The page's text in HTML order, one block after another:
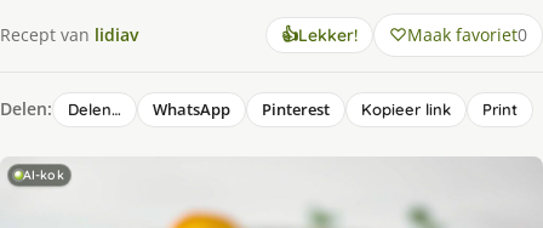
Recept van lidiav 👍Lekker! Maak favoriet0
Delen: Delen… WhatsApp Pinterest Kopieer link Print
AI-kok